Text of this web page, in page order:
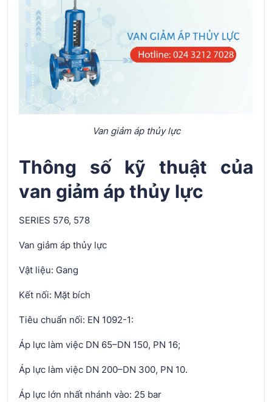
Van giảm áp thủy lực
Thông số kỹ thuật của
van giảm áp thủy lực
SERIES 576, 578
Van giảm áp thủy lực
Vật liệu: Gang
Kết nối: Mặt bích
Tiêu chuẩn nối: EN 1092-1:
Áp lực làm việc DN 65–DN 150, PN 16;
Áp lực làm việc DN 200–DN 300, PN 10.
Áp lực lớn nhất nhánh vào: 25 bar